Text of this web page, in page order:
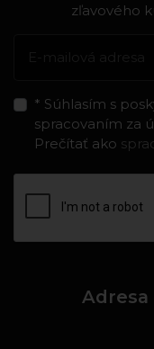
zľavového
* Súhlasím s
spracovaním za
Prečítať ako